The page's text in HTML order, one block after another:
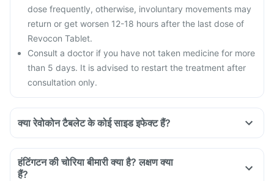
dose frequently, otherwise, involuntary movements may
return or get worsen 12-18 hours after the last dose of
Revocon Tablet.
Consult a doctor if you have not taken medicine for more
than 5 days. It is advised to restart the treatment after
consultation only.
क्या रेवोकोन टैबलेट के कोई साइड इफेक्ट हैं?
It can cause serious side effects like depression, suicidal
drop in blood pressure etc.
हंटिंगटन की चोरिया बीमारी क्या है? लक्षण क्या
हैं?